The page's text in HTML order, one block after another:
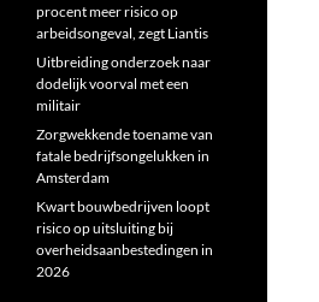
procent meer risico op
arbeidsongeval, zegt Liantis
Uitbreiding onderzoek naar
dodelijk voorval met een
militair
Zorgwekkende toename van
fatale bedrijfsongelukken in
Amsterdam
Kwart bouwbedrijven loopt
risico op uitsluiting bij
overheidsaanbestedingen in
2026